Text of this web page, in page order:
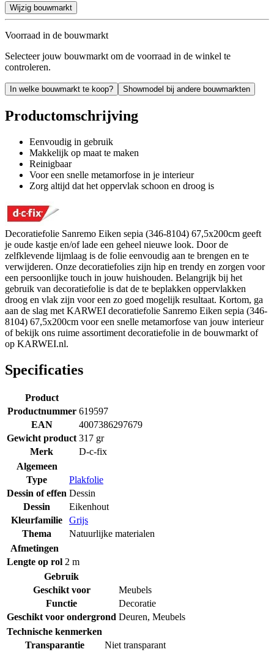
Wijzig bouwmarkt
Voorraad in de bouwmarkt
Selecteer jouw bouwmarkt om de voorraad in de winkel te
controleren.
In welke bouwmarkt te koop? Showmodel bij andere bouwmarkten
Productomschrijving
Eenvoudig in gebruik
Makkelijk op maat te maken
Reinigbaar
Voor een snelle metamorfose in je interieur
Zorg altijd dat het oppervlak schoon en droog is
Decoratiefolie Sanremo Eiken sepia (346-8104) 67,5x200cm geeft
je oude kastje en/of lade een geheel nieuwe look. Door de
zelfklevende lijmlaag is de folie eenvoudig aan te brengen en te
verwijderen. Onze decoratiefolies zijn hip en trendy en zorgen voor
een persoonlijke touch in jouw huishouden. Belangrijk bij het
gebruik van decoratiefolie is dat de te beplakken oppervlakken
droog en vlak zijn voor een zo goed mogelijk resultaat. Kortom, ga
aan de slag met KARWEI decoratiefolie Sanremo Eiken sepia (346-
8104) 67,5x200cm voor een snelle metamorfose van jouw interieur
of bekijk ons ruime assortiment decoratiefolie in de bouwmarkt of
op KARWEI.nl.
Specificaties
Product
Productnummer 619597
EAN
4007386297679
Gewicht product 317 gr
Merk
D-c-fix
Algemeen
Type
Plakfolie
Dessin of effen Dessin
Dessin
Eikenhout
Kleurfamilie
Grijs
Thema
Natuurlijke materialen
Afmetingen
Lengte op rol 2 m
Gebruik
Geschikt voor
Meubels
Functie
Decoratie
Geschikt voor ondergrond Deuren, Meubels
Technische kenmerken
Transparantie
Niet transparant